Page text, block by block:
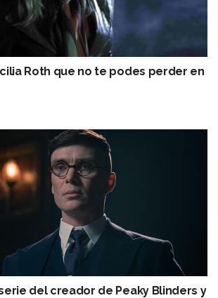
Roth que no te podes perder en
del creador de Peaky Blinders y